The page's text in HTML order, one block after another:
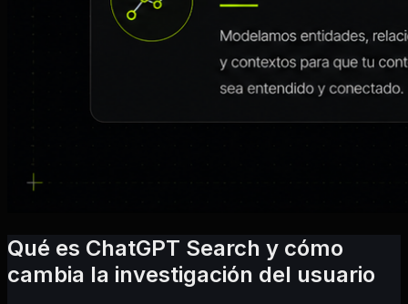
Qué es ChatGPT Search y cómo
cambia la investigación del usuario